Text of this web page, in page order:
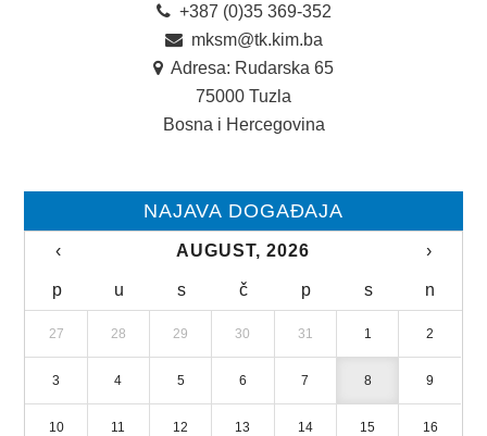
+387 (0)35 369-352
mksm@tk.kim.ba
Adresa: Rudarska 65
75000 Tuzla
Bosna i Hercegovina
NAJAVA DOGAĐAJA
‹ AUGUST, 2026 ›
p u s č p s n
27 28 29 30 31 1 2
3 4 5 6 7 8 9
10 11 12 13 14 15 16
SLOBODA PRISTUPA INFORMACIJAMA
KULTURA
SPORT
MLADI